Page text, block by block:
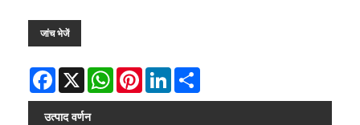
जांच भेजें
Facebook
X WhatsAppPinterestLinkedIn
उत्पाद वर्णन